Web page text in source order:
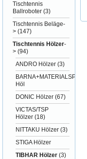
Tischtennis
Ballroboter (3)
Tischtennis Beläge-
> (147)
Tischtennis Hölzer-
> (94)
ANDRO Hölzer (3)
BARNA+MATERIALSPEZI
Höl
DONIC Hölzer (67)
VICTAS/TSP
Hölzer (18)
NITTAKU Hölzer (3)
STIGA Hölzer
TIBHAR Hölzer (3)